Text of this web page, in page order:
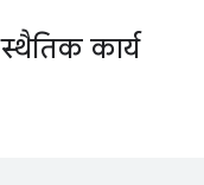
कार्य